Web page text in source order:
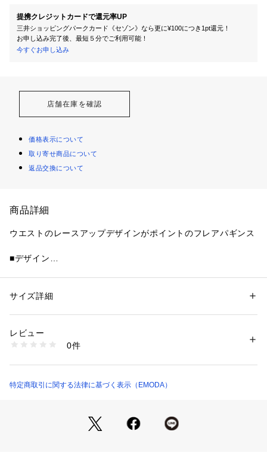
提携クレジットカードで還元率UP
三井ショッピングパークカード《セゾン》なら更に¥100につき1pt還元！
お申し込み完了後、最短５分でご利用可能！
今すぐお申し込み
店舗在庫を確認
価格表示について
取り寄せ商品について
返品交換について
商品詳細
ウエストのレースアップデザインがポイントのフレアパギンス
■デザイン
す。
るデザインパギンスです。
しっかり伸縮性のあるストレッチデニム生地で穿き心地もいい
■スタイリング
太もものカットデザインでカジュアルな雰囲気なので、
カットウォッシュドプレーティングジップニットのようなモー
性別：レディース
素材：綿67% ポリエステル20% レーヨン11% ポリウレタン2%
商品番号：
042612470301 （ショップ）
サイズ詳細
レビュー
0件
特定商取引に関する法律に基づく表示（EMODA）